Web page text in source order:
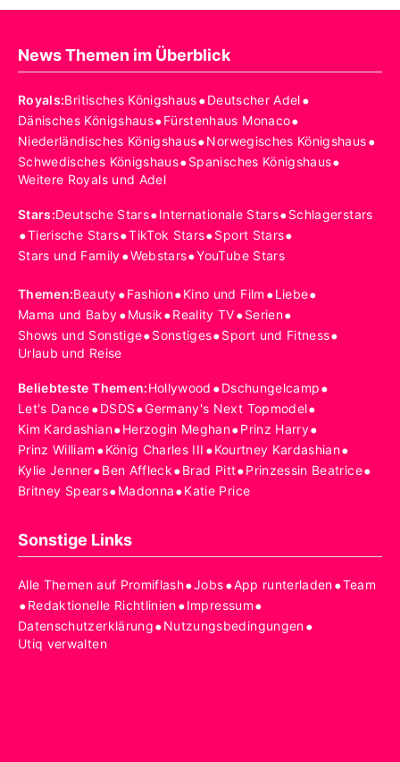
News Themen im Überblick
Royals:Britisches Königshaus•Deutscher Adel•
Dänisches Königshaus•Fürstenhaus Monaco•
Niederländisches Königshaus•Norwegisches Königshaus•
Schwedisches Königshaus•Spanisches Königshaus•
Weitere Royals und Adel
Stars:Deutsche Stars•Internationale Stars•Schlagerstars
•Tierische Stars•TikTok Stars•Sport Stars•
Stars und Family•Webstars•YouTube Stars
Themen:Beauty•Fashion•Kino und Film •Liebe•
Mama und Baby•Musik•Reality TV•Serien•
Shows und Sonstige•Sonstiges•Sport und Fitness•
Urlaub und Reise
Beliebteste Themen:Hollywood •Dschungelcamp•
Let's Dance•DSDS•Germany's Next Topmodel•
Kim Kardashian•Herzogin Meghan•Prinz Harry•
Prinz William •König Charles III •Kourtney Kardashian•
Kylie Jenner•Ben Affleck•Brad Pitt•Prinzessin Beatrice•
Britney Spears•Madonna•Katie Price
Sonstige Links
Alle Themen auf Promiflash•Jobs•App runterladen•Team
•Redaktionelle Richtlinien•Impressum•
Datenschutzerklärung•Nutzungsbedingungen•
Utiq verwalten